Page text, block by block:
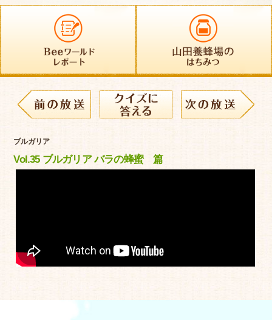
ブルガリア
Vol.35 ブルガリア バラの蜂蜜 篇